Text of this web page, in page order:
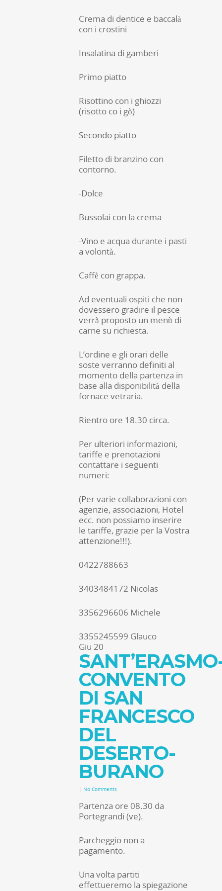
Crema di dentice e baccalà
con i crostini
Insalatina di gamberi
Primo piatto
Risottino con i ghiozzi
(risotto co i gò)
Secondo piatto
Filetto di branzino con
contorno.
-Dolce
Bussolai con la crema
-Vino e acqua durante i pasti
a volontà.
Caffè con grappa.
Ad eventuali ospiti che non
dovessero gradire il pesce
verrà proposto un menù di
carne su richiesta.
L’ordine e gli orari delle
soste verranno definiti al
momento della partenza in
base alla disponibilità della
fornace vetraria.
Rientro ore 18.30 circa.
Per ulteriori informazioni,
tariffe e prenotazioni
contattare i seguenti
numeri:
(Per varie collaborazioni con
agenzie, associazioni, Hotel
ecc. non possiamo inserire
le tariffe, grazie per la Vostra
attenzione!!!).
0422788663
3403484172 Nicolas
3356296606 Michele
3355245599 Glauco
Giu 20
CONVENTO
DI SAN
FRANCESCO
DEL
DESERTO-
BURANO
| No Comments
Partenza ore 08.30 da
Portegrandi (ve).
Parcheggio non a
pagamento.
Una volta partiti
effettueremo la spiegazione